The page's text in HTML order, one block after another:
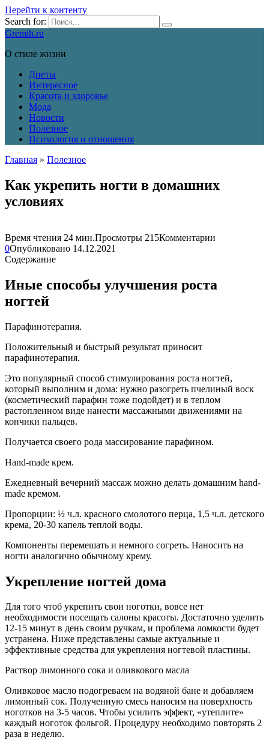
Перейти к контенту
Search for:
Gremih.ru
О стиле жизни
Диеты
Интересное
Красота и здоровье
Мода
Новости
Полезное
Психология и отношения
Главная » Полезное
Как укрепить ногти в домашних
условиях
Время чтения 24 мин.Просмотры 215Комментарии
0Опубликовано 14.12.2021
Содержание
Иные способы улучшения роста
ногтей
Парафинотерапия.
Положительный и быстрый результат приносит
парафинотерапия.
Это популярный способ стимулирования роста ногтей,
который выполним и дома: нужно разогреть пчелиный воск
(косметический парафин тоже подойдет) и в теплом
растопленном виде нанести массажными движениями на
кончики пальцев.
Получается своего рода массирование парафином.
Hand-made крем.
Ежедневный вечерний массаж можно делать домашним hand-
made кремом.
Пропорции: ½ ч.л. красного смолотого перца, 1,5 ч.л. детского
крема, 20-30 капель теплой воды.
Компоненты перемешать и немного согреть. Наносить на
ногти аналогично обычному крему.
Укрепление ногтей дома
Для того чтоб укрепить свои ноготки, вовсе нет
необходимости посещать салоны красоты. Достаточно уделить
12-15 минут в день своим ручкам, и проблема ломкости будет
устранена. Ниже представлены самые актуальные и
эффективные средства для укрепления ногтевой пластины.
Раствор лимонного сока и оливкового масла
Оливковое масло подогреваем на водяной бане и добавляем
лимонный сок. Полученную смесь наносим на поверхность
ноготков на 3-5 часов. Чтобы усилить эффект, «утеплите»
каждый ноготок фольгой. Процедуру необходимо повторять 2
раза в неделю.